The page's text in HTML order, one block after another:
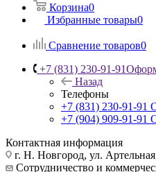
Корзина0
Избранные товары0
Сравнение товаров0
+7 (831) 230-91-91
Назад
Телефоны
+7 (831) 230-91-91
+7 (904) 909-91-91
Контактная информация
г. Н. Новгород, ул.
Сотрудничество и